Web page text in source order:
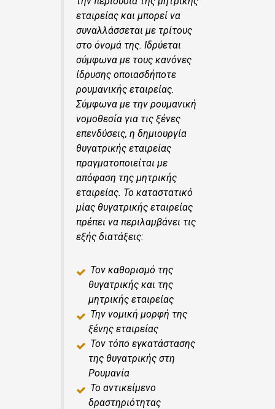
εταιρείας και μπορεί να
συναλλάσσεται με τρίτους
στο όνομά της. Ιδρύεται
σύμφωνα με τους κανόνες
ίδρυσης οποιασδήποτε
ρουμανικής εταιρείας.
Σύμφωνα με την ρουμανική
νομοθεσία για τις ξένες
επενδύσεις, η δημιουργία
θυγατρικής εταιρείας
πραγματοποιείται με
απόφαση της μητρικής
εταιρείας. Το καταστατικό
μίας θυγατρικής εταιρείας
πρέπει να περιλαμβάνει τις
εξής διατάξεις:
Τον καθορισμό της
θυγατρικής και της
μητρικής εταιρείας
Την νομική μορφή της
ξένης εταιρείας
Τον τόπο εγκατάστασης
της θυγατρικής στη
Ρουμανία
Το αντικείμενο
δραστηριότητας